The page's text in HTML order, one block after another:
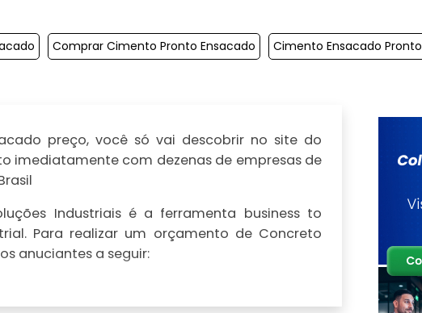
Comprar Cimento Pronto Ensacado Cimento Ensacado Pronto
preço, você só vai descobrir no site do
imediatamente com dezenas de empresas de
Industriais é a ferramenta business to
Para realizar um orçamento de Concreto
anuciantes a seguir: